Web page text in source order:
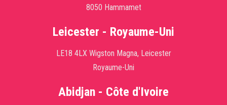
8050 Hammamet
Leicester - Royaume-Uni
LE18 4LX Wigston Magna, Leicester
Royaume-Uni
Abidjan - Côte d'Ivoire